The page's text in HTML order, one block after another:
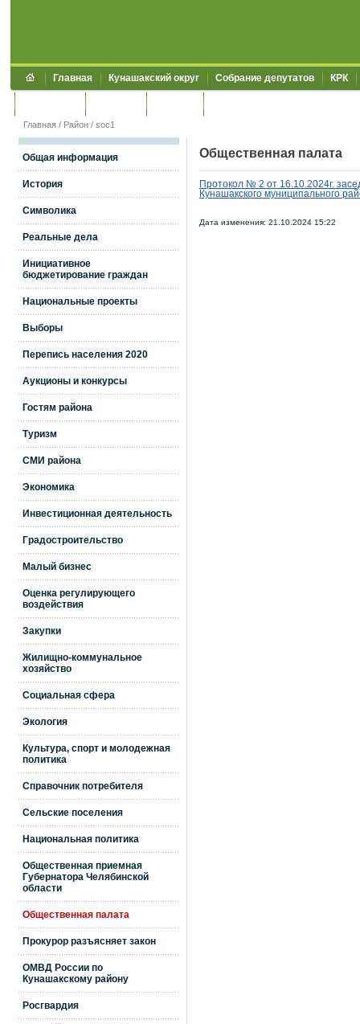
Главная Кунашакский округ Собрание депутатов КРК
Главная / Район / soc1
Общая информация
История
Символика
Реальные дела
Инициативное
бюджетирование граждан
Национальные проекты
Выборы
Перепись населения 2020
Аукционы и конкурсы
Гостям района
Туризм
СМИ района
Экономика
Инвестиционная деятельность
Градостроительство
Малый бизнес
Оценка регулирующего
воздействия
Закупки
Жилищно-коммунальное
хозяйство
Социальная сфера
Экология
Культура, спорт и молодежная
политика
Справочник потребителя
Сельские поселения
Национальная политика
Общественная приемная
Губернатора Челябинской
области
Общественная палата
Прокурор разъясняет закон
ОМВД России по
Кунашакскому району
Росгвардия
Общественная палата
Протокол № 2 от 16.10.2024г.
Кунашакского муниципального
Дата изменения: 21.10.2024 15:22